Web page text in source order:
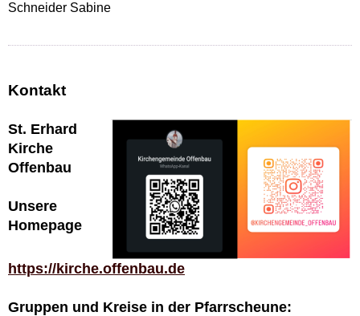
Schneider Sabine
Kontakt
St. Erhard
Kirche
Offenbau
Unsere
Homepage
https://kirche.offenbau.de
Gruppen und Kreise in der Pfarrscheune: